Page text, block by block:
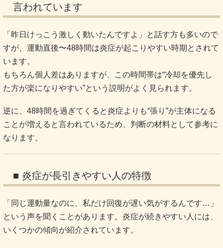
言われています
「昨日けっこう激しく動いたんですよ」と話す方も多いので
すが、運動直後〜48時間は炎症が起こりやすい時期とされて
います。
もちろん個人差はありますが、この時間帯は“冷却を優先し
た方が楽になりやすい”という説明がよく見られます。
逆に、48時間を過ぎてくると炎症よりも“張り”が主体になる
ことが増えると言われているため、判断の材料として参考に
なります。
■ 炎症が長引きやすい人の特徴
「同じ運動量なのに、私だけ回復が遅い気がするんです…」
という声を聞くことがあります。炎症が続きやすい人には、
いくつかの傾向が紹介されています。